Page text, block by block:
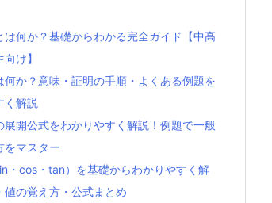
は何か？基礎からわかる完全ガイド【中高
け】
何か？意味・証明の手順・よくある例題を
く解説
展開公式をわかりやすく解説！例題で一般
をマスター
・cos・tan）を基礎からわかりやすく解
値の覚え方・公式まとめ